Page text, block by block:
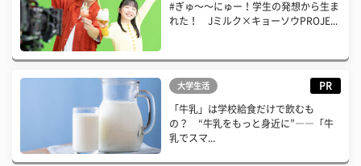
#ぎゅ〜〜にゅー！学生の発想から生ま
れた！ Jミルク×キョーソウPROJE...
大学生活 PR
「牛乳」は学校給食だけで飲むも
の？ “牛乳をもっと身近に”――「牛
乳でスマ...